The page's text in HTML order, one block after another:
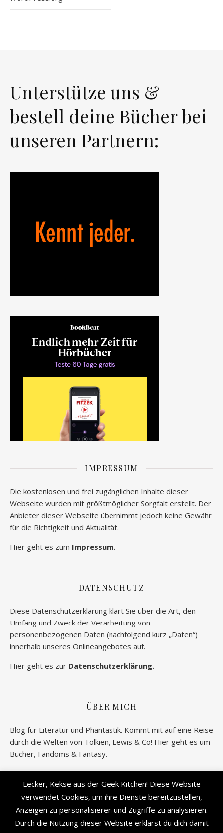
Unterstütze uns &
bestell deine Bücher bei
unseren Partnern:
IMPRESSUM
Die kostenlosen und frei zugänglichen Inhalte dieser
Webseite wurden mit größtmöglicher Sorgfalt erstellt. Der
Anbieter dieser Webseite übernimmt jedoch keine Gewähr
für die Richtigkeit und Aktualität.
Hier geht es zum Impressum.
DATENSCHUTZ
Diese Datenschutzerklärung klärt Sie über die Art, den
Umfang und Zweck der Verarbeitung von
personenbezogenen Daten (nachfolgend kurz „Daten“)
innerhalb unseres Onlineangebotes auf.
Hier geht es zur Datenschutzerklärung.
ÜBER MICH
Blog für Literatur und Phantastik. Kommt mit auf eine Reise
durch die Welten von Tolkien, Lewis & Co! Hier geht es um
Bücher, Fandoms & Fantasy.
Wer verbirgt sich hinter geeksantiques.de? Alle
Informationen gibt es hier!
Lecker, Kekse aus der Geek Kitchen! Diese Website
verwendet Cookies, um ihre Dienste bereitzustellen,
Anzeigen zu personalisieren und Zugriffe zu analysieren.
Durch die Nutzung dieser Website erklärst du dich damit